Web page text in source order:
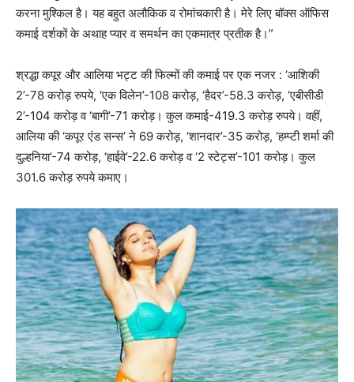
करना मुश्किल है। यह बहुत अलौकिक व रोमांचकारी है। मेरे लिए बॉक्स ऑफिस
कमाई दर्शकों के अथाह प्यार व समर्थन का एकमात्र प्रतीक है।”
श्रद्धा कपूर और आलिया भट्ट की फिल्मों की कमाई पर एक नजर : ‘आशिकी
2’-78 करोड़ रुपये, ‘एक विलेन’-108 करोड़, ‘हैदर’-58.3 करोड़, ‘एबीसीडी
2’-104 करोड़ व ‘बागी’-71 करोड़। कुल कमाई-419.3 करोड़ रुपये। वहीं,
आलिया की ‘कपूर एंड सन्स’ ने 69 करोड़, ‘शानदार’-35 करोड़, ‘हम्प्टी शर्मा की
दुल्हनिया’-74 करोड़, ‘हाईवे’-22.6 करोड़ व ‘2 स्टेट्स’-101 करोड़। कुल
301.6 करोड़ रुपये कमाए।